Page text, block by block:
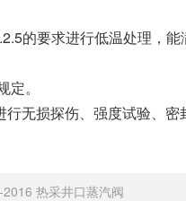
的要求进行低温处理，能
。
无损探伤、强度试验、密
热采井口蒸汽阀